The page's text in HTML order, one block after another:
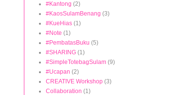
#Kantong (2)
#KaosSulamBenang (3)
#KueHias (1)
#Note (1)
#PembatasBuku (5)
#SHARING (1)
#SimpleTotebagSulam (9)
#Ucapan (2)
CREATIVE Workshop (3)
Collaboration (1)